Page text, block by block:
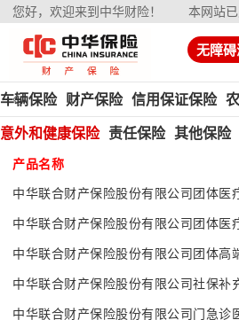
您好，欢迎来到中华财险！ 本网站
无障
车辆保险 财产保险 信用保证保险
意外和健康保险 责任保险 其他保险
产品名称